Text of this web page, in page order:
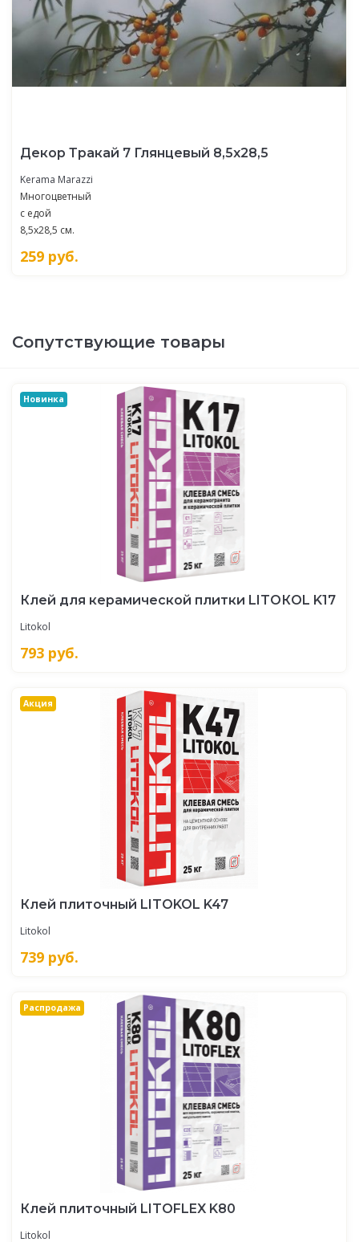
Декор Тракай 7 Глянцевый 8,5х28,5
Kerama Marazzi
Многоцветный
с едой
8,5x28,5 см.
259 руб.
Сопутствующие товары
Новинка
Клей для керамической плитки LITOКOL K17
Litokol
793 руб.
Акция
Клей плиточный LITOKOL K47
Litokol
739 руб.
Распродажа
Клей плиточный LITOFLEX K80
Litokol